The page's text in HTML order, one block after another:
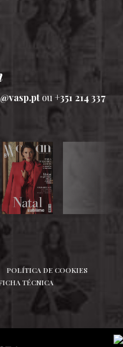
ou +351 214 337
POLÍTICA DE COOKIES
TÉCNICA